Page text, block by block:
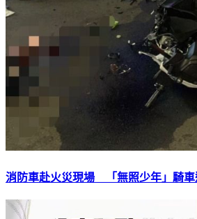
消防車赴火災現場 「無照少年」騎車